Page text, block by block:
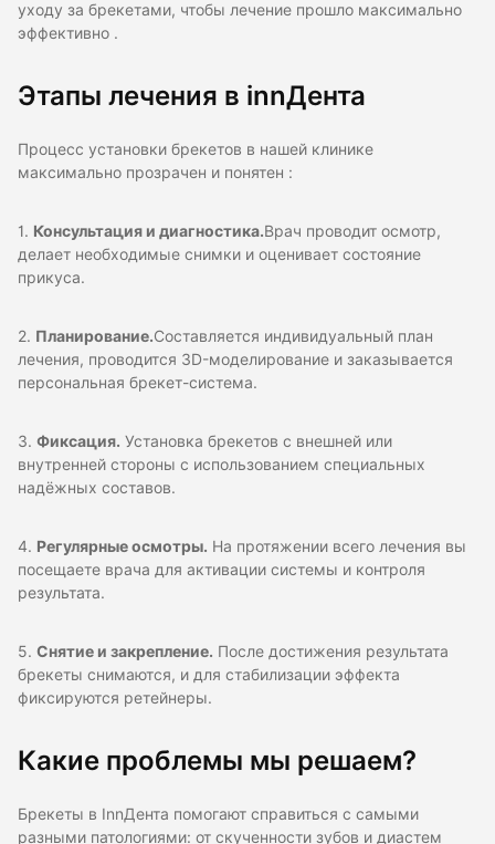
уходу за брекетами, чтобы лечение прошло максимально
эффективно .
Этапы лечения в innДента
Процесс установки брекетов в нашей клинике
максимально прозрачен и понятен :
1. Консультация и диагностика.Врач проводит осмотр,
делает необходимые снимки и оценивает состояние
прикуса.
2. Планирование.Составляется индивидуальный план
лечения, проводится 3D-моделирование и заказывается
персональная брекет-система.
3. Фиксация. Установка брекетов с внешней или
внутренней стороны с использованием специальных
надёжных составов.
4. Регулярные осмотры. На протяжении всего лечения вы
посещаете врача для активации системы и контроля
результата.
5. Снятие и закрепление. После достижения результата
брекеты снимаются, и для стабилизации эффекта
фиксируются ретейнеры.
Какие проблемы мы решаем?
Брекеты в InnДента помогают справиться с самыми
разными патологиями: от скученности зубов и диастем